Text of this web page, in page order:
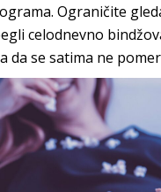
Ograničite
celodnevno
da se satima ne